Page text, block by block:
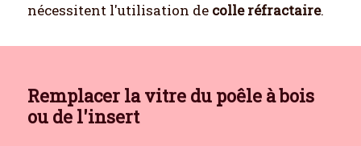
nécessitent l'utilisation de colle réfractaire.
Remplacer la vitre du poêle à bois
ou de l'insert